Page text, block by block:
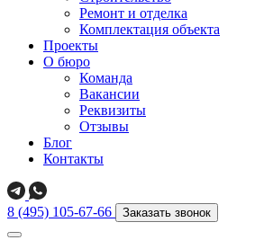
Ремонт и отделка
Комплектация объекта
Проекты
О бюро
Команда
Вакансии
Реквизиты
Отзывы
Блог
Контакты
8 (495) 105-67-66 Заказать звонок